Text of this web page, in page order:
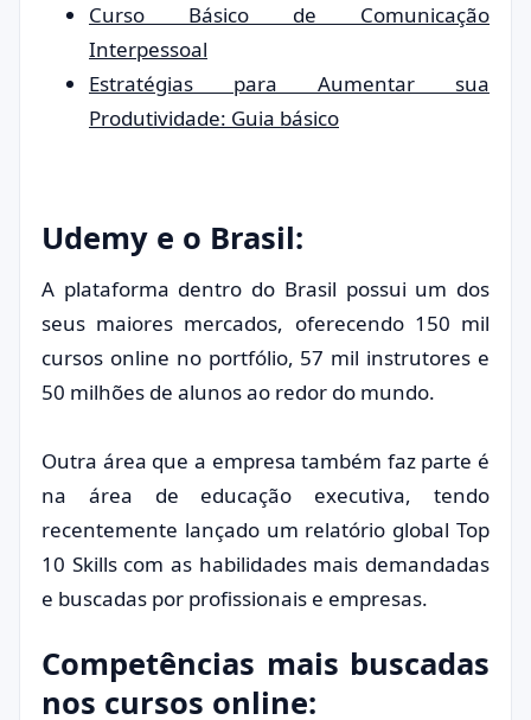
Curso Básico de Comunicação
Interpessoal
Estratégias para Aumentar sua
Produtividade: Guia básico
Udemy e o Brasil:
A plataforma dentro do Brasil possui um dos
seus maiores mercados, oferecendo 150 mil
cursos online no portfólio, 57 mil instrutores e
50 milhões de alunos ao redor do mundo.
Outra área que a empresa também faz parte é
na área de educação executiva, tendo
recentemente lançado um relatório global Top
10 Skills com as habilidades mais demandadas
e buscadas por profissionais e empresas.
Competências mais buscadas
nos cursos online: